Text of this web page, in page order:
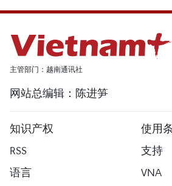
主管部门：越南通讯社
网站总编辑：陈进笋
知识产权
使用
RSS
支持
语言
VNA